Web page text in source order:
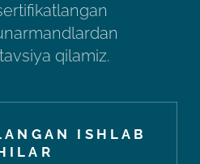
qilamiz.
ISHLAB